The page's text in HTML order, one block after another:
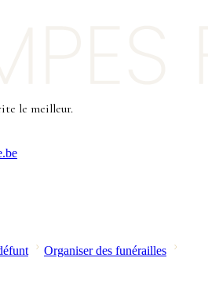
le meilleur.
Organiser des funérailles